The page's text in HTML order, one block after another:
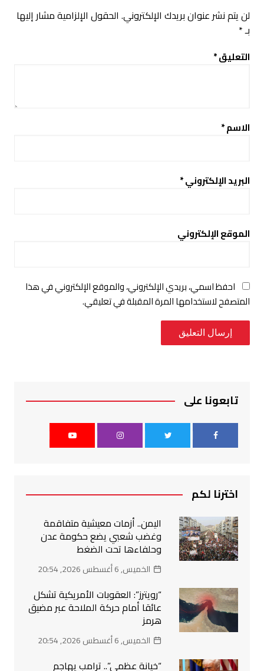
لن يتم نشر عنوان بريدك الإلكتروني. الحقول الإلزامية مشار إليها
بـ*
التعليق*
الاسم*
البريد الإلكتروني*
الموقع الإلكتروني
احفظ اسمي، بريدي الإلكتروني، والموقع الإلكتروني في هذا
المتصفح لاستخدامها المرة المقبلة في تعليقي.
تابعونا على
اخترنا لكم
اليمن.. أزمات معيشية متفاقمة
وغضب شعبي يضع حكومة عدن
وحلفاءها تحت الضغط
الخميس, 6 أغسطس 2026, 20:54
“رويترز”: العقوبات الأمريكية تشكل
عائقا أمام حركة الملاحة عبر مضيق
هرمز
الخميس, 6 أغسطس 2026, 20:54
“خيانة عظمى”.. ترامب يهاجم